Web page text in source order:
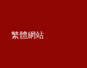
繁體網站